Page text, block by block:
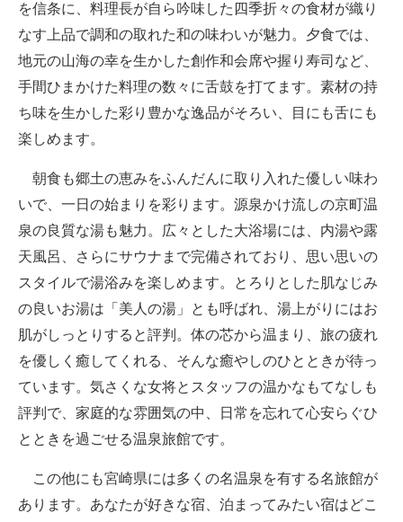
を信条に、料理長が自ら吟味した四季折々の食材が織り
なす上品で調和の取れた和の味わいが魅力。夕食では、
地元の山海の幸を生かした創作和会席や握り寿司など、
手間ひまかけた料理の数々に舌鼓を打てます。素材の持
ち味を生かした彩り豊かな逸品がそろい、目にも舌にも
楽しめます。
朝食も郷土の恵みをふんだんに取り入れた優しい味わ
いで、一日の始まりを彩ります。源泉かけ流しの京町温
泉の良質な湯も魅力。広々とした大浴場には、内湯や露
天風呂、さらにサウナまで完備されており、思い思いの
スタイルで湯浴みを楽しめます。とろりとした肌なじみ
の良いお湯は「美人の湯」とも呼ばれ、湯上がりにはお
肌がしっとりすると評判。体の芯から温まり、旅の疲れ
を優しく癒してくれる、そんな癒やしのひとときが待っ
ています。気さくな女将とスタッフの温かなもてなしも
評判で、家庭的な雰囲気の中、日常を忘れて心安らぐひ
とときを過ごせる温泉旅館です。
この他にも宮崎県には多くの名温泉を有する名旅館が
あります。あなたが好きな宿、泊まってみたい宿はどこ